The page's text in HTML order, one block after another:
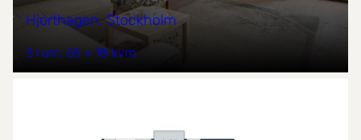
Hjorthagen, Stockholm
3 rum 65 + 18 kvm